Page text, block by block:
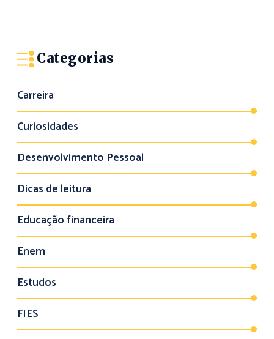
Categorias
Carreira
Curiosidades
Desenvolvimento Pessoal
Dicas de leitura
Educação financeira
Enem
Estudos
FIES